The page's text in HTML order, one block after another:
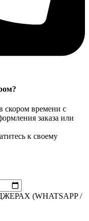
скором времени с
заказа или
к своему
(WHATSAPP /